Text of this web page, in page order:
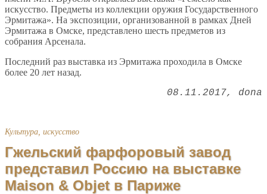
искусство. Предметы из коллекции оружия Государственного
Эрмитажа». На экспозиции, организованной в рамках Дней
Эрмитажа в Омске, представлено шесть предметов из
собрания Арсенала.
Последний раз выставка из Эрмитажа проходила в Омске
более 20 лет назад.
08.11.2017 dona
Культура, искусство
Гжельский фарфоровый завод
представил Россию на выставке
Maison & Objet в Париже